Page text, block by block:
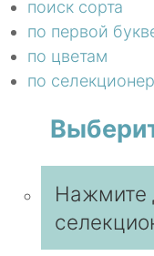
поиск сорта
по первой
по цветам
по
Нажмите